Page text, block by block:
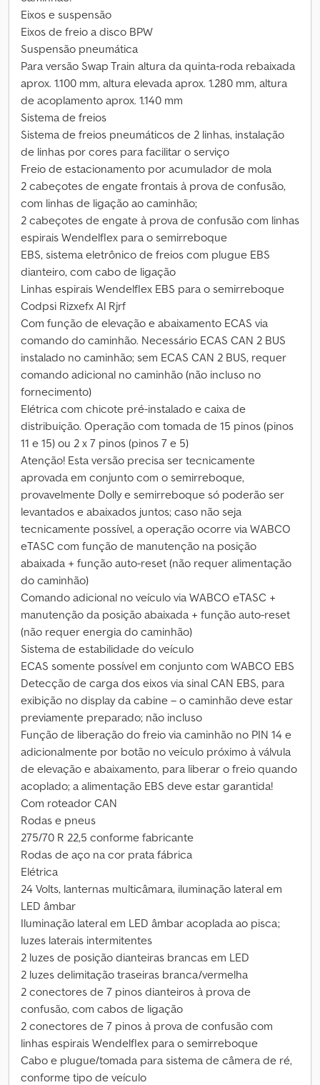
Eixos e suspensão
Eixos de freio a disco BPW
Suspensão pneumática
Para versão Swap Train altura da quinta-roda rebaixada
aprox. 1.100 mm, altura elevada aprox. 1.280 mm, altura
de acoplamento aprox. 1.140 mm
Sistema de freios
Sistema de freios pneumáticos de 2 linhas, instalação
de linhas por cores para facilitar o serviço
Freio de estacionamento por acumulador de mola
2 cabeçotes de engate frontais à prova de confusão,
com linhas de ligação ao caminhão;
2 cabeçotes de engate à prova de confusão com linhas
espirais Wendelflex para o semirreboque
EBS, sistema eletrônico de freios com plugue EBS
dianteiro, com cabo de ligação
Linhas espirais Wendelflex EBS para o semirreboque
Codpsi Rizxefx Al Rjrf
Com função de elevação e abaixamento ECAS via
comando do caminhão. Necessário ECAS CAN 2 BUS
instalado no caminhão; sem ECAS CAN 2 BUS, requer
comando adicional no caminhão (não incluso no
fornecimento)
Elétrica com chicote pré-instalado e caixa de
distribuição. Operação com tomada de 15 pinos (pinos
11 e 15) ou 2 x 7 pinos (pinos 7 e 5)
Atenção! Esta versão precisa ser tecnicamente
aprovada em conjunto com o semirreboque,
provavelmente Dolly e semirreboque só poderão ser
levantados e abaixados juntos; caso não seja
tecnicamente possível, a operação ocorre via WABCO
eTASC com função de manutenção na posição
abaixada + função auto-reset (não requer alimentação
do caminhão)
Comando adicional no veículo via WABCO eTASC +
manutenção da posição abaixada + função auto-reset
(não requer energia do caminhão)
Sistema de estabilidade do veículo
ECAS somente possível em conjunto com WABCO EBS
Detecção de carga dos eixos via sinal CAN EBS, para
exibição no display da cabine – o caminhão deve estar
previamente preparado; não incluso
Função de liberação do freio via caminhão no PIN 14 e
adicionalmente por botão no veículo próximo à válvula
de elevação e abaixamento, para liberar o freio quando
acoplado; a alimentação EBS deve estar garantida!
Com roteador CAN
Rodas e pneus
275/70 R 22,5 conforme fabricante
Rodas de aço na cor prata fábrica
Elétrica
24 Volts, lanternas multicâmara, iluminação lateral em
LED âmbar
Iluminação lateral em LED âmbar acoplada ao pisca;
luzes laterais intermitentes
2 luzes de posição dianteiras brancas em LED
2 luzes delimitação traseiras branca/vermelha
2 conectores de 7 pinos dianteiros à prova de
confusão, com cabos de ligação
2 conectores de 7 pinos à prova de confusão com
linhas espirais Wendelflex para o semirreboque
Cabo e plugue/tomada para sistema de câmera de ré,
conforme tipo de veículo